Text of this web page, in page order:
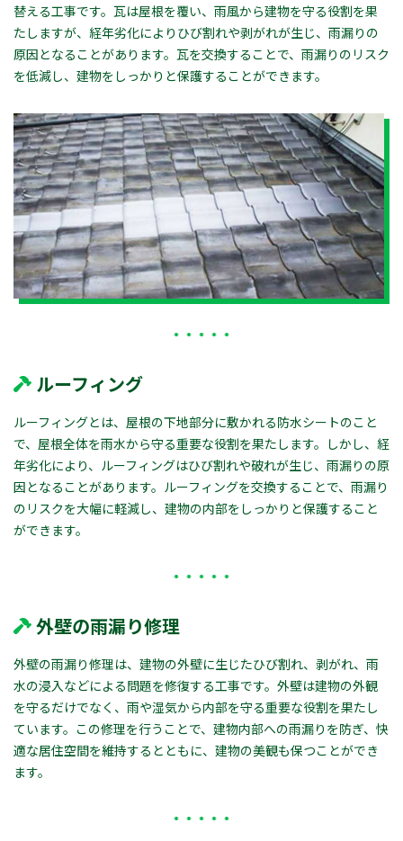
替える工事です。瓦は屋根を覆い、雨風から建物を守る役割を果
たしますが、経年劣化によりひび割れや剥がれが生じ、雨漏りの
原因となることがあります。瓦を交換することで、雨漏りのリスク
を低減し、建物をしっかりと保護することができます。
ルーフィング
ルーフィングとは、屋根の下地部分に敷かれる防水シートのこと
で、屋根全体を雨水から守る重要な役割を果たします。しかし、経
年劣化により、ルーフィングはひび割れや破れが生じ、雨漏りの原
因となることがあります。ルーフィングを交換することで、雨漏り
のリスクを大幅に軽減し、建物の内部をしっかりと保護すること
ができます。
外壁の雨漏り修理
外壁の雨漏り修理は、建物の外壁に生じたひび割れ、剥がれ、雨
水の浸入などによる問題を修復する工事です。外壁は建物の外観
を守るだけでなく、雨や湿気から内部を守る重要な役割を果たし
ています。この修理を行うことで、建物内部への雨漏りを防ぎ、快
適な居住空間を維持するとともに、建物の美観も保つことができ
ます。